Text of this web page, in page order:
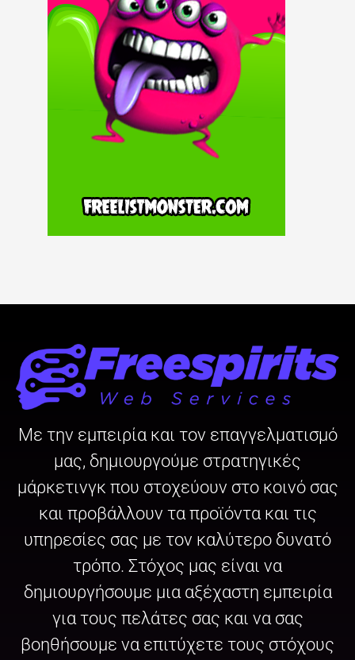
Με την εμπειρία και τον επαγγελματισμό
μας, δημιουργούμε στρατηγικές
μάρκετινγκ που στοχεύουν στο κοινό σας
και προβάλλουν τα προϊόντα και τις
υπηρεσίες σας με τον καλύτερο δυνατό
τρόπο. Στόχος μας είναι να
δημιουργήσουμε μια αξέχαστη εμπειρία
για τους πελάτες σας και να σας
βοηθήσουμε να επιτύχετε τους στόχους